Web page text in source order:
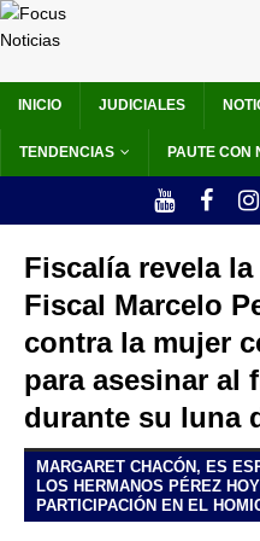
INICIO JUDICIALES
TENDENCIAS PAUTE CON
Fiscalía revela
Fiscal Marcelo
contra la mujer
para asesinar al
durante su luna
MARGARET CHACÓN, ES
LOS HERMANOS PÉREZ
PARTICIPACIÓN EN EL